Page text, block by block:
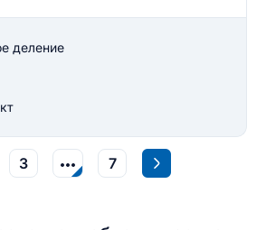
деление
3 7
имя
имя